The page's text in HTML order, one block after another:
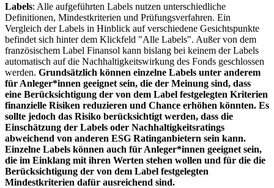
Labels: Alle aufgeführten Labels nutzen unterschiedliche
Definitionen, Mindestkriterien und Prüfungsverfahren. Ein
Vergleich der Labels in Hinblick auf verschiedene Gesichtspunkte
befindet sich hinter dem Klickfeld "Alle Labels". Außer von dem
französischem Label Finansol kann bislang bei keinem der Labels
automatisch auf die Nachhaltigkeitswirkung des Fonds geschlossen
werden. Grundsätzlich können einzelne Labels unter anderem
für Anleger*innen geeignet sein, die der Meinung sind, dass
eine Berücksichtigung der von dem Label festgelegten Kriterien
finanzielle Risiken reduzieren und Chance erhöhen könnten. Es
sollte jedoch das Risiko berücksichtigt werden, dass die
Einschätzung der Labels oder Nachhaltigkeitsratings
abweichend von anderen ESG Ratinganbietern sein kann.
Einzelne Labels können auch für Anleger*innen geeignet sein,
die im Einklang mit ihren Werten stehen wollen und für die die
Berücksichtigung der von dem Label festgelegten
Mindestkriterien dafür ausreichend sind.